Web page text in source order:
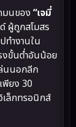
มนของ “เจมี่
ผู้ถูกสโมสร
ทำงานใน
ขั้นต่ำอันน้อย
นนอกลีก
พียง 30
เล็กทรอนิกส์